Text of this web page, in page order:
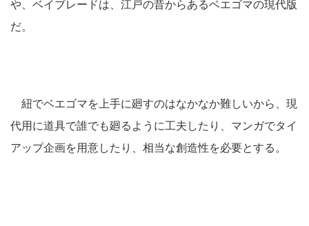
や、ベイブレードは、江戸の昔からあるベエゴマの現代版
だ。
紐でベエゴマを上手に廻すのはなかなか難しいから、現
代用に道具で誰でも廻るように工夫したり、マンガでタイ
アップ企画を用意したり、相当な創造性を必要とする。